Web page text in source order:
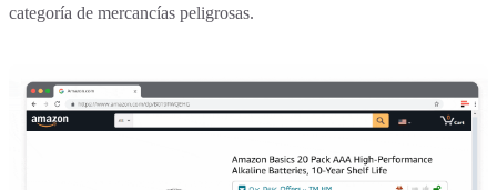
categoría de mercancías peligrosas.